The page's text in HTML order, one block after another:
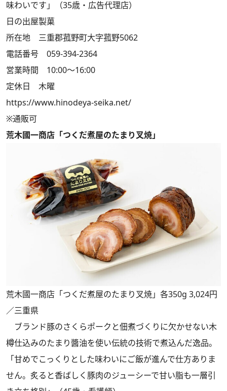
味わいです」（35歳・広告代理店）
日の出屋製菓
所在地 三重郡菰野町大字菰野5062
電話番号 059-394-2364
営業時間 10:00～16:00
定休日 木曜
https://www.hinodeya-seika.net/
※通販可
荒木國一商店「つくだ煮屋のたまり叉焼」
荒木國一商店「つくだ煮屋のたまり叉焼」各350g 3,024円
／三重県
ブランド豚のさくらポークと佃煮づくりに欠かせない木
樽仕込みのたまり醬油を使い伝統の技術で煮込んだ逸品。
「甘めでこっくりとした味わいにご飯が進んで仕方ありま
せん。炙ると香ばしく豚肉のジューシーで甘い脂も一層引